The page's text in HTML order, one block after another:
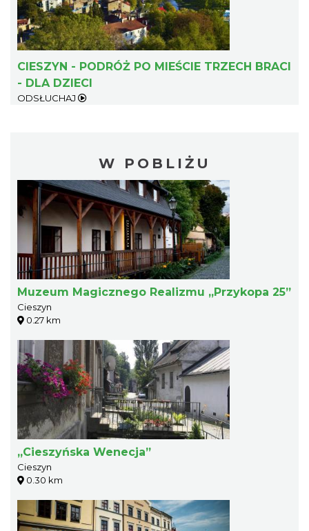
CIESZYN - PODRÓŻ PO MIEŚCIE TRZECH BRACI
- DLA DZIECI
ODSŁUCHAJ
W POBLIŻU
Muzeum Magicznego Realizmu „Przykopa 25”
Cieszyn
0.27 km
„Cieszyńska Wenecja”
Cieszyn
0.30 km